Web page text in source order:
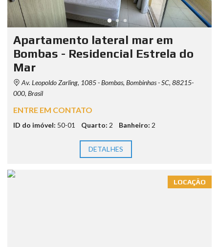
Apartamento lateral mar em
Bombas - Residencial Estrela do
Mar
Av. Leopoldo Zarling, 1085 - Bombas, Bombinhas - SC, 88215-
000, Brasil
ENTRE EM CONTATO
ID do imóvel: 50-01 Quarto: 2 Banheiro: 2
DETALHES
LOCAÇÃO